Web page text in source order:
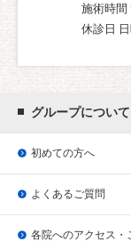
施術時
休診日
グループについて
初めての方へ
よくあるご質問
各院へのアクセス・